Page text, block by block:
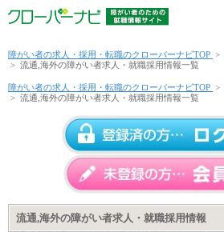
障がい者の求人・採用・転職のクローバーナビTOP >
> 流通,海外の障がい者求人・就職採用情報一覧
障がい者の求人・採用・転職のクローバーナビTOP >
> 流通,海外の障がい者求人・就職採用情報一覧
流通,海外の障がい者求人・就職採用情報